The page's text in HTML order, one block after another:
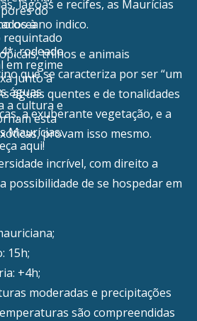
do
à
requintado
rodeado
em regime
junto à
águas
a cultura e
esta
Maurícias:
aqui!
lagoas e recifes, as Maurícias
oceano indico.
trilhos e animais
que se caracteriza por ser “um
águas quentes e de tonalidades
a exuberante vegetação, e a
provam isso mesmo.
incrível, com direito a
possibilidade de se hospedar em
15h;
+4h;
moderadas e precipitações
são compreendidas